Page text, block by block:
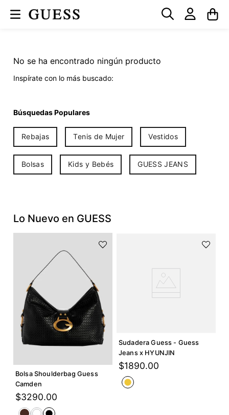
No se ha encontrado ningún producto
Inspírate con lo más buscado:
Búsquedas Populares
Rebajas Tenis de Mujer Vestidos
Bolsas Kids y Bebés GUESS JEANS
Lo Nuevo en GUESS
Bolsa Shoulderbag Guess
Camden
$3290.00
Sudadera Guess - Guess
Jeans x HYUNJIN
$1890.00